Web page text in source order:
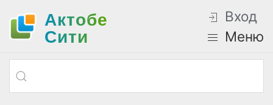
Актобе
Cити
Вход
Меню